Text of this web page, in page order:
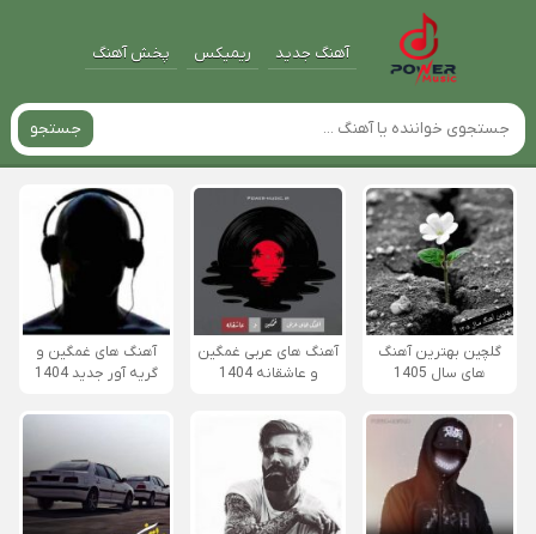
آهنگ جدید ریمیکس پخش آهنگ
جستجو
گلچین بهترین آهنگ
های سال 1405
آهنگ های عربی غمگین
و عاشقانه 1404
آهنگ های غمگین و
گریه آور جدید 1404